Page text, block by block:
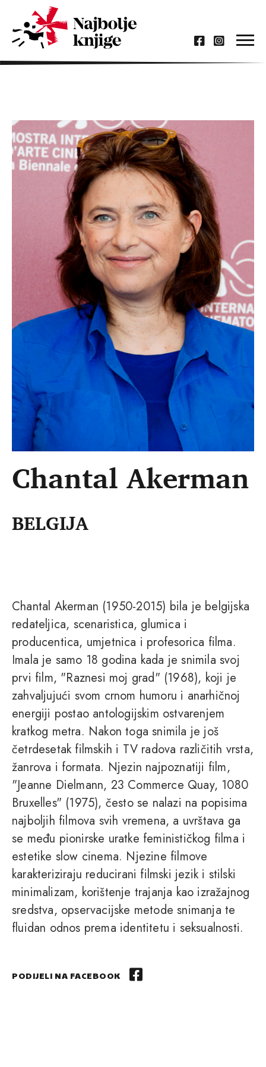
Chantal Akerman
BELGIJA
Chantal Akerman (1950-2015) bila je belgijska
redateljica, scenaristica, glumica i
producentica, umjetnica i profesorica filma.
Imala je samo 18 godina kada je snimila svoj
prvi film, "Raznesi moj grad" (1968), koji je
zahvaljujući svom crnom humoru i anarhičnoj
energiji postao antologijskim ostvarenjem
kratkog metra. Nakon toga snimila je još
četrdesetak filmskih i TV radova različitih vrsta,
žanrova i formata. Njezin najpoznatiji film,
"Jeanne Dielmann, 23 Commerce Quay, 1080
Bruxelles" (1975), često se nalazi na popisima
najboljih filmova svih vremena, a uvrštava ga
se među pionirske uratke feminističkog filma i
estetike slow cinema. Njezine filmove
karakteriziraju reducirani filmski jezik i stilski
minimalizam, korištenje trajanja kao izražajnog
sredstva, opservacijske metode snimanja te
fluidan odnos prema identitetu i seksualnosti.
PODIJELI NA FACEBOOK